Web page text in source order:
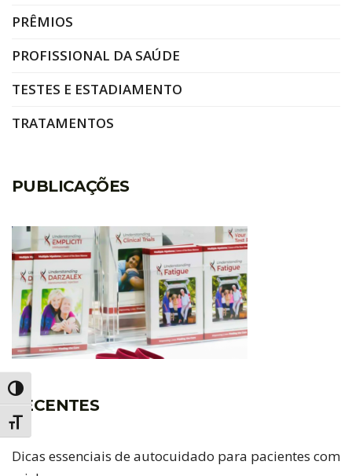
Alternar alto contraste
Alternar tamanho da fonte
PRÊMIOS
PROFISSIONAL DA SAÚDE
TESTES E ESTADIAMENTO
TRATAMENTOS
PUBLICAÇÕES
RECENTES
Dicas essenciais de autocuidado para pacientes com